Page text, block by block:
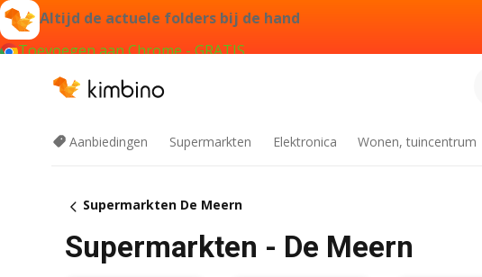
Altijd de actuele folders bij de hand
Toevoegen aan Chrome - GRATIS
Aanbiedingen Supermarkten Elektronica Wonen, tuincentrum
Supermarkten De Meern
Supermarkten - De Meern